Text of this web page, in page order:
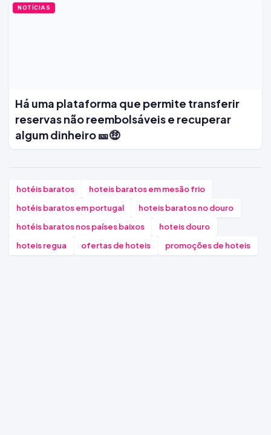
NOTÍCIAS
Há uma plataforma que permite transferir
reservas não reembolsáveis e recuperar
algum dinheiro 🎫🤑
hotéis baratos
hoteis baratos em mesão frio
hotéis baratos em portugal
hoteis baratos no douro
hotéis baratos nos países baixos
hoteis douro
hoteis regua
ofertas de hoteis promoções de hoteis